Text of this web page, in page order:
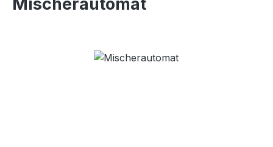
Mischerautomat
Bildergalerie überspringen